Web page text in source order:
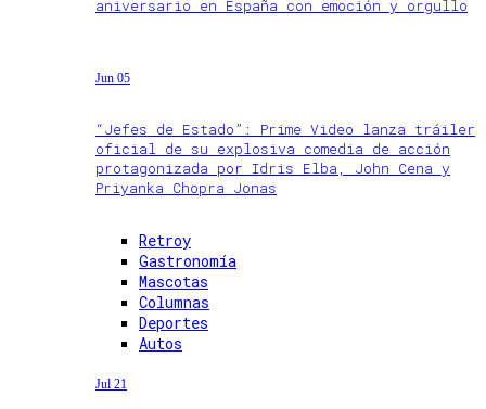
aniversario en España con emoción y orgullo
Jun 05
“Jefes de Estado”: Prime Video lanza tráiler
oficial de su explosiva comedia de acción
protagonizada por Idris Elba, John Cena y
Priyanka Chopra Jonas
Retroy
Gastronomía
Mascotas
Columnas
Deportes
Autos
Jul 21